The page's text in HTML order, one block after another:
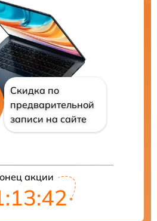
Скидка по
предварительной
записи на сайте
акции